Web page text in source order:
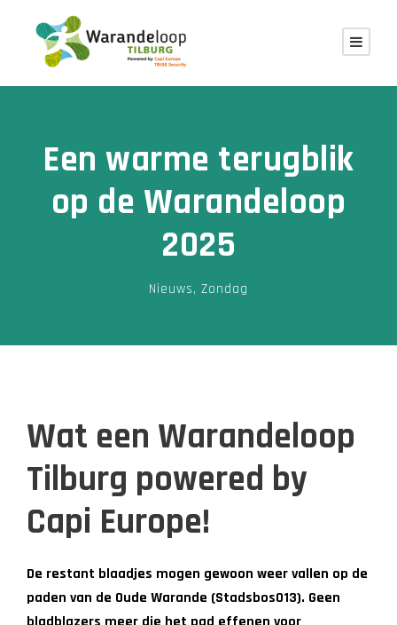
Een warme terugblik
op de Warandeloop
2025
Nieuws, Zondag
Wat een Warandeloop
Tilburg powered by
Capi Europe!
De restant blaadjes mogen gewoon weer vallen op de
paden van de Oude Warande (Stadsbos013). Geen